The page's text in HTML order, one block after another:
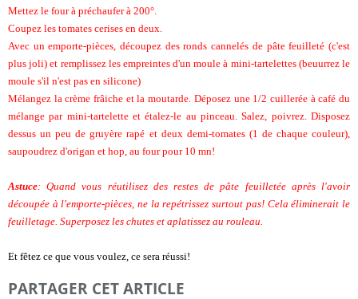
Mettez le four à préchaufer à 200°.
Coupez les tomates cerises en deux.
Avec un emporte-pièces, découpez des ronds cannelés de pâte feuilleté (c'est
plus joli) et remplissez les empreintes d'un moule à mini-tartelettes (beuurrez le
moule s'il n'est pas en silicone)
Mélangez la crème frâiche et la moutarde. Déposez une 1/2 cuillerée à café du
mélange par mini-tartelette et étalez-le au pinceau. Salez, poivrez. Disposez
dessus un peu de gruyère rapé et deux demi-tomates (1 de chaque couleur),
saupoudrez d'origan et hop, au four pour 10 mn!
Astuce: Quand vous réutilisez des restes de pâte feuilletée après l'avoir
découpée à l'emporte-pièces, ne la repétrissez surtout pas! Cela éliminerait le
feuilletage. Superposez les chutes et aplatissez au rouleau.
Et fêtez ce que vous voulez, ce sera réussi!
PARTAGER CET ARTICLE